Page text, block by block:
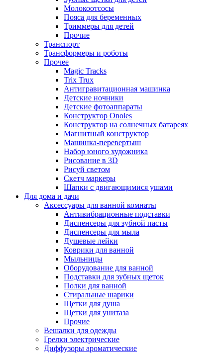
Молокоотсосы
Пояса для беременных
Триммеры для детей
Прочие
Транспорт
Трансформеры и роботы
Прочее
Magic Tracks
Trix Trux
Антигравитационная машинка
Детские ночники
Детские фотоаппараты
Конструктор Onoies
Конструктор на солнечных батареях
Магнитный конструктор
Машинка-перевертыш
Набор юного художника
Рисование в 3D
Рисуй светом
Скетч маркеры
Шапки с двигающимися ушами
Для дома и дачи
Аксессуары для ванной комнаты
Антивибрационные подставки
Диспенсеры для зубной пасты
Диспенсеры для мыла
Душевые лейки
Коврики для ванной
Мыльницы
Оборудование для ванной
Подставки для зубных щеток
Полки для ванной
Стиральные шарики
Щетки для душа
Щетки для унитаза
Прочие
Вешалки для одежды
Грелки электрические
Диффузоры ароматические